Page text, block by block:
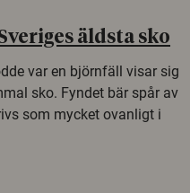
äldsta sko
var en björnfäll visar sig
sko. Fyndet bär spår av
som mycket ovanligt i